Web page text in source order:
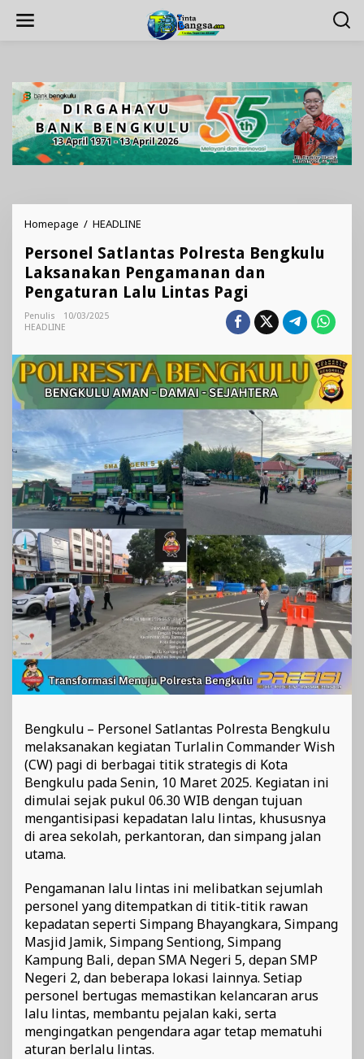
Homepage / HEADLINE
Polresta
Bengkulu
Laksanakan
Pengamanan
Lintas
Pagi
Personel Satlantas Polresta Bengkulu
Laksanakan Pengamanan dan
Pengaturan Lalu Lintas Pagi
Penulis
10/03/2025
HEADLINE
Bengkulu – Personel Satlantas Polresta Bengkulu
melaksanakan kegiatan Turlalin Commander Wish
(CW) pagi di berbagai titik strategis di Kota
Bengkulu pada Senin, 10 Maret 2025. Kegiatan ini
dimulai sejak pukul 06.30 WIB dengan tujuan
mengantisipasi kepadatan lalu lintas, khususnya
di area sekolah, perkantoran, dan simpang jalan
utama.
Pengamanan lalu lintas ini melibatkan sejumlah
personel yang ditempatkan di titik-titik rawan
kepadatan seperti Simpang Bhayangkara, Simpang
Masjid Jamik, Simpang Sentiong, Simpang
Kampung Bali, depan SMA Negeri 5, depan SMP
Negeri 2, dan beberapa lokasi lainnya. Setiap
personel bertugas memastikan kelancaran arus
lalu lintas, membantu pejalan kaki, serta
mengingatkan pengendara agar tetap mematuhi
aturan berlalu lintas.